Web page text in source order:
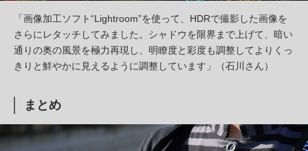
「画像加工ソフト“Lightroom”を使って、HDRで撮影した画像を
さらにレタッチしてみました。シャドウを限界まで上げて、暗い
通りの奥の風景を極力再現し、明瞭度と彩度も調整してよりくっ
きりと鮮やかに見えるように調整しています」（石川さん）
まとめ